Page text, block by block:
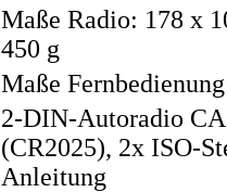
Maße Radio: 178 x
450 g
Maße
2-DIN-Autoradio
(CR2025), 2x ISO-
Anleitung